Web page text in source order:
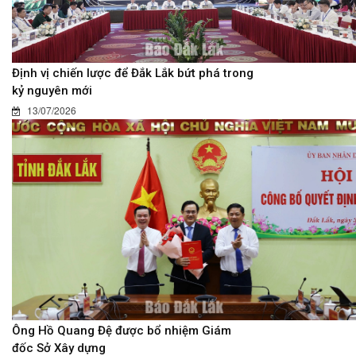
Định vị chiến lược để Đắk Lắk bứt phá trong
kỷ nguyên mới
13/07/2026
Ông Hồ Quang Đệ được bổ nhiệm Giám
đốc Sở Xây dựng